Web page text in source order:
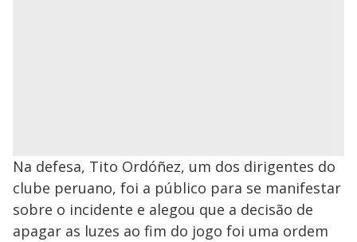
Na defesa, Tito Ordóñez, um dos dirigentes do
clube peruano, foi a público para se manifestar
sobre o incidente e alegou que a decisão de
apagar as luzes ao fim do jogo foi uma ordem